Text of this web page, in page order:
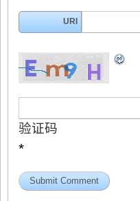
URI
验证码
*